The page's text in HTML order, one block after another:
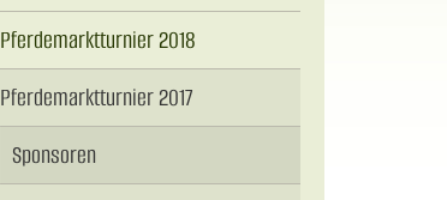
Pferdemarktturnier 2018
Pferdemarktturnier 2017
Sponsoren